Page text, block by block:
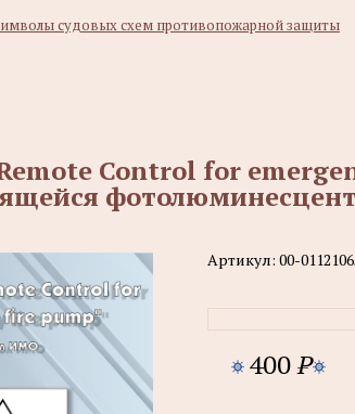
судовых схем противопожарной защиты
Control for
Артикул: 00-
400P